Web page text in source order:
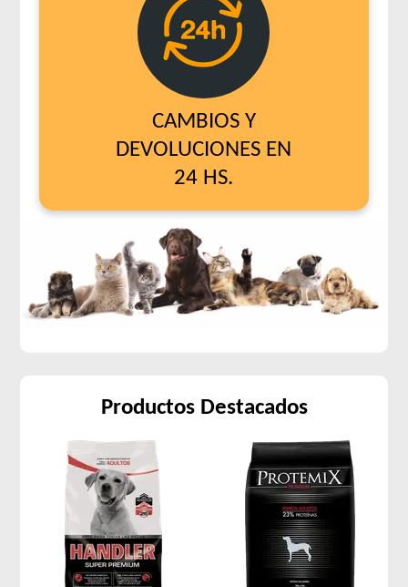
CAMBIOS Y
DEVOLUCIONES EN
24 HS.
Productos Destacados